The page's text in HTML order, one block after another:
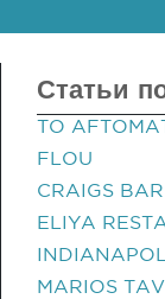
Статьи
TO
FLOU
CRAIGS
ELIYA
MARIOS